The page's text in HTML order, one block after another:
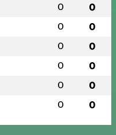
0 0
0 0
0 0
0 0
0 0
0 0